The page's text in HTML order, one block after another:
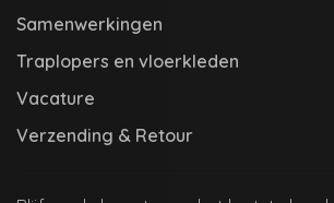
Samenwerkingen
Traplopers en vloerkleden
Vacature
Verzending & Retour